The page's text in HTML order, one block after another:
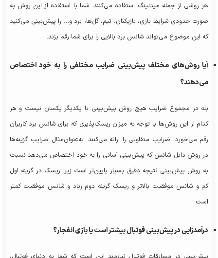
هر روشی از جمله میدلینگ استفاده می‌کنند. شما با استفاده از این روش به
صورت حدودی شرایط بازی، بازیکنان، تیم، گل‌ها، برد و… را پیش‌بینی می‌کنید
که این موضوع می‌تواند شانس برد بالایی را برای شما رقم بزند.
آیا روش‌های مختلف پیش‌بینی ضرایب مختلفی را به خود اختصاص
می‌دهند؟
بله در مجموع ضرایب هیچ روش پیش‌بینی با یکدیگر یکسان نیست و هر
کدام از این روش‌ها با توجه به میزان ریسک‌پذیری که برای شانس برد کاربران
رقم می‌خورد، ضرایب متفاوتی را ارائه می‌کنند. به‌عنوان‌مثال ضرایب گزینه‌ها
در روش دابل شانس که پیش‌بینی آسانی را به خود اختصاص می‌دهد نسبت
به روش پیش‌بینی نتیجه دقیق بسیار پایین‌تر است زیرا ریسک در گزینه اول
کم و شانس موفقیت بالاتر و ریسک گزینه دوم زیاد و شانس موفقیت کمتر
است.
درآمدزایی در پیش‌بینی فوتبال بیشتر است یا بازی انفجار؟